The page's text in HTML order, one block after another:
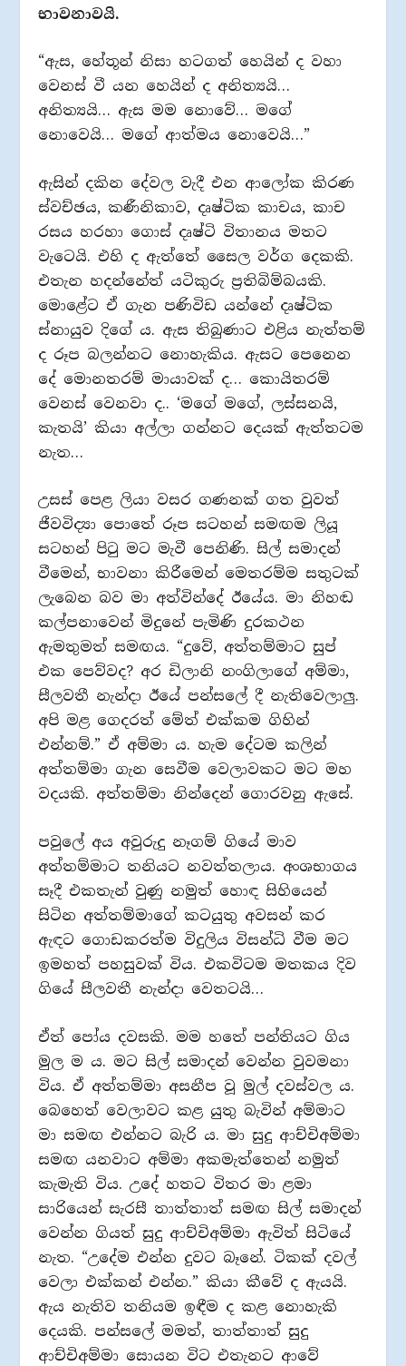
භාවනාවයි.
“ඇස, හේතූන් නිසා හටගත් හෙයින් ද වහා
වෙනස් වී යන හෙයින් ද අනිත්‍යයි…
අනිත්‍යයි… ඇස මම නොවේ… මගේ
නොවෙයි… මගේ ආත්මය නොවෙයි…”
ඇසින් දකින දේවල වැදී එන ආලෝක කිරණ
ස්වච්ඡය, කණීනිකාව, දෘෂ්ටික කාචය, කාච
රසය හරහා ගොස් දෘෂ්ටි විතානය මතට
වැටෙයි. එහි ද ඇත්තේ සෛල වර්ග දෙකකි.
එතැන හදන්නේත් යටිකුරු ප්‍රතිබිම්බයකි.
මොළේට ඒ ගැන පණිවිඩ යන්නේ දෘෂ්ටික
ස්නායුව දිගේ ය. ඇස තිබුණාට එළිය නැත්තම්
ද රූප බලන්නට නොහැකිය. ඇසට පෙනෙන
දේ මොනතරම් මායාවක් ද… කොයිතරම්
වෙනස් වෙනවා ද.. ‘මගේ මගේ, ලස්සනයි,
කැතයි’ කියා අල්ලා ගන්නට දෙයක් ඇත්තටම
නැත…
උසස් පෙළ ලියා වසර ගණනක් ගත වුවත්
ජීවවිද්‍යා පොතේ රූප සටහන් සමඟම ලියූ
සටහන් පිටු මට මැවී පෙනිණි. සිල් සමාදන්
වීමෙන්, භාවනා කිරීමෙන් මෙතරම්ම සතුටක්
ලැබෙන බව මා අත්වින්දේ ඊයේය. මා නිහඬ
කල්පනාවෙන් මිදුනේ පැමිණි දුරකථන
ඇමතුමත් සමඟය. “දුවේ, අත්තම්මාට සුප්
එක පෙව්වද? අර ඩිලානි නංගිලාගේ අම්මා,
සීලවතී නැන්දා ඊයේ පන්සලේ දී නැතිවෙලාලු.
අපි මළ ගෙදරත් මේත් එක්කම ගිහින්
එන්නම්.” ඒ අම්මා ය. හැම දේටම කලින්
අත්තම්මා ගැන සෙවීම වෙලාවකට මට මහ
වදයකි. අත්තම්මා නින්දෙන් ගොරවනු ඇසේ.
පවුලේ අය අවුරුදු නෑගම් ගියේ මාව
අත්තම්මාට තනියට නවත්තලාය. අංශභාගය
සෑදී එකතැන් වුණු නමුත් හොඳ සිහියෙන්
සිටින අත්තම්මාගේ කටයුතු අවසන් කර
ඇඳට ගොඩකරත්ම විදුලිය විසන්ධි වීම මට
ඉමහත් පහසුවක් විය. එකවිටම මතකය දිව
ගියේ සීලවතී නැන්දා වෙතටයි…
ඒත් පෝය දවසකි. මම හතේ පන්තියට ගිය
මුල ම ය. මට සිල් සමාදන් වෙන්න වුවමනා
විය. ඒ අත්තම්මා අසනීප වූ මුල් දවස්වල ය.
බෙහෙත් වෙලාවට කළ යුතු බැවින් අම්මාට
මා සමඟ එන්නට බැරි ය. මා සුදු ආච්චිඅම්මා
සමඟ යනවාට අම්මා අකමැත්තෙන් නමුත්
කැමැති විය. උදේ හතට විතර මා ළමා
සාරියෙන් සැරසී තාත්තාත් සමඟ සිල් සමාදන්
වෙන්න ගියත් සුදු ආච්චිඅම්මා ඇවිත් සිටියේ
නැත. “උදේම එන්න දුවට බෑනේ. ටිකක් දවල්
වෙලා එක්කන් එන්න.” කියා කීවේ ද ඇයයි.
ඇය නැතිව තනියම ඉඳීම ද කළ නොහැකි
දෙයකි. පන්සලේ මමත්, තාත්තාත් සුදු
ආච්චිඅම්මා සොයන විට එතැනට ආවේ